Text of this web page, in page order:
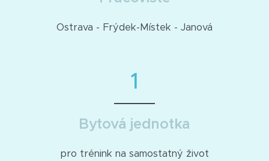
Ostrava - Frýdek-Místek - Janová
1
Bytová jednotka
pro trénink na samostatný život